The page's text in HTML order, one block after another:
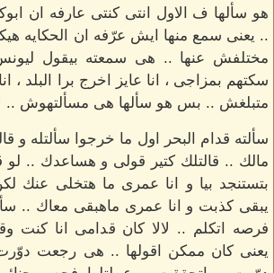
هو سألها ف الاول انتى كنتى عارفه ان
.. يعنى سمع منها ايش عرّفه ان الحكايه
مختلفش عنها .. هى سمعته بيقول
سكتهم بمزاجى ، انا عايز اخرج برا البلد
متبلغش .. بس هو سألها هى مسألتهوش ..
سألته قدام البحر اول ما خرجوا سألتله و
مالك .. قالتلك كتير قولى و هساعدك .. لو
بتستنجد بيا و انا عمرى ما هتخلى عنك
يبقى كذبت و انا عمرى ماهبقى معاك ..
فرصه اتكلم .. لالا كان قدامى انا كنت
يعنى كان ممكن اقولها .. هى رجعت دوّرت